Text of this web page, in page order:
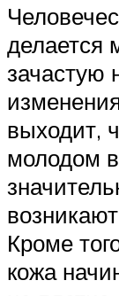
делается
зачастую
выходит,
молодом
Кроме
кожа